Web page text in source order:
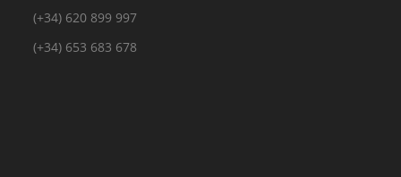
(+34) 620 899 997
(+34) 653 683 678